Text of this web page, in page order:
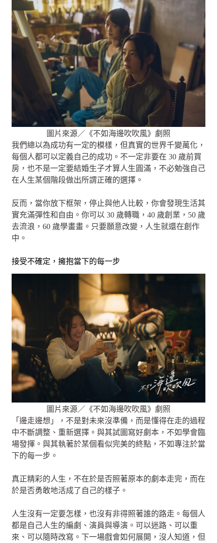
圖片來源／《不如海邊吹吹風》劇照
我們總以為成功有一定的模樣，但真實的世界千變萬化，
每個人都可以定義自己的成功。不一定非要在 30 歲前買
房，也不是一定要結婚生子才算人生圓滿，不必勉強自己
在人生某個階段做出所謂正確的選擇。
反而，當你放下框架，停止與他人比較，你會發現生活其
實充滿彈性和自由。你可以 30 歲轉職，40 歲創業，50 歲
去流浪，60 歲學畫畫。只要願意改變，人生就還在創作
中。
接受不確定，擁抱當下的每一步
圖片來源／《不如海邊吹吹風》劇照
「邊走邊想」，不是對未來沒準備，而是懂得在走的過程
中不斷調整、重新選擇。與其試圖寫好劇本，不如學會臨
場發揮。與其執著於某個看似完美的終點，不如專注於當
下的每一步。
真正精彩的人生，不在於是否照著原本的劇本走完，而在
於是否勇敢地活成了自己的樣子。
人生沒有一定要怎樣，也沒有非得照著誰的路走。每個人
都是自己人生的編劇、演員與導演。可以迷路、可以重
來、可以隨時改寫。下一場戲會如何展開，沒人知道，但